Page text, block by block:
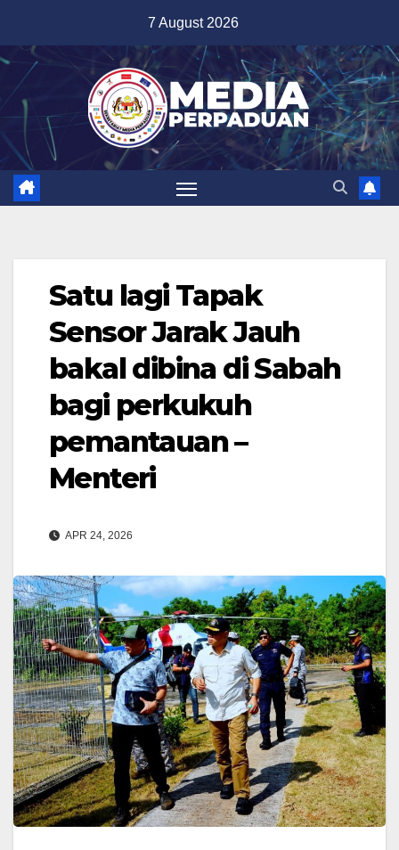
content
7 August 2026
Satu lagi Tapak
Sensor Jarak Jauh
bakal dibina di Sabah
bagi perkukuh
pemantauan –
Menteri
APR 24, 2026